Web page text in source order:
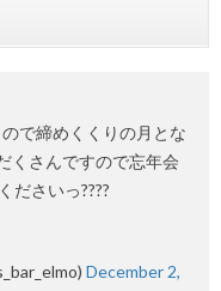
で締めくくりの月とな
くさんですので忘年会
ださいっ????
December 2,